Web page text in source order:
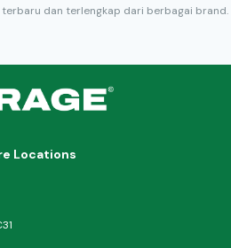
terbaru dan terlengkap dari berbagai brand.
Locations